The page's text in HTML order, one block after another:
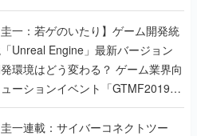
】
圭一：若ゲのいたり】ゲーム開発統
Unreal Engine」最新バージョン
環境はどう変わる？ ゲーム業界向
ーションイベント「GTMF2019」
、より理解を深めよう【PR】
圭一連載：サイバーコネクトツー